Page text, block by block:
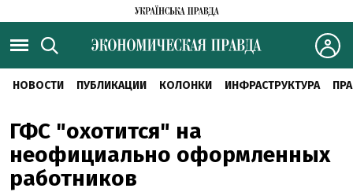
НОВОСТИ ПУБЛИКАЦИИ КОЛОНКИ ИНФРАСТРУКТУРА
ГФС "охотится" на
неофициально оформленных
работников